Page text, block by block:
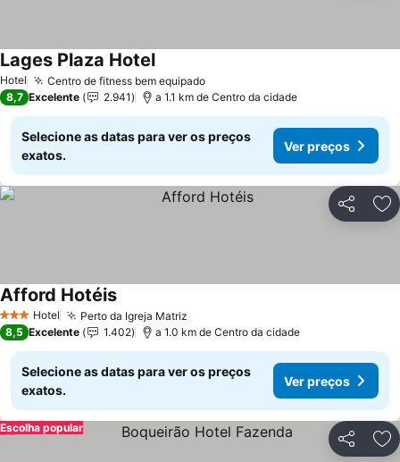
Hotel Centro de fitness bem equipado
Lages Plaza Hotel
8,7 Excelente 2.941 a 1.1 km de Centro da cidade
Selecione as datas para ver os preços
exatos.
Ver preços
Partilhar
3 EstrelasHotel Perto da Igreja Matriz
Afford Hotéis
8,5 Excelente 1.402 a 1.0 km de Centro da cidade
Selecione as datas para ver os preços
exatos.
Ver preços
Partilhar
Escolha popular